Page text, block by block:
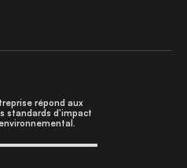
répond aux
standards d'impact